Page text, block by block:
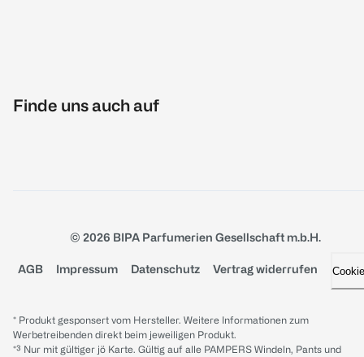
Finde uns auch auf
© 2026 BIPA Parfumerien Gesellschaft m.b.H.
AGB Impressum Datenschutz Vertrag widerrufen
* Produkt gesponsert vom Hersteller. Weitere Informationen zum
Werbetreibenden direkt beim jeweiligen Produkt.
*³ Nur mit gültiger jö Karte. Gültig auf alle PAMPERS Windeln, Pants und